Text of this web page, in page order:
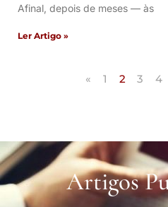
Afinal, depois de meses — às
Ler Artigo »
« 1 2 3 4
Artigos